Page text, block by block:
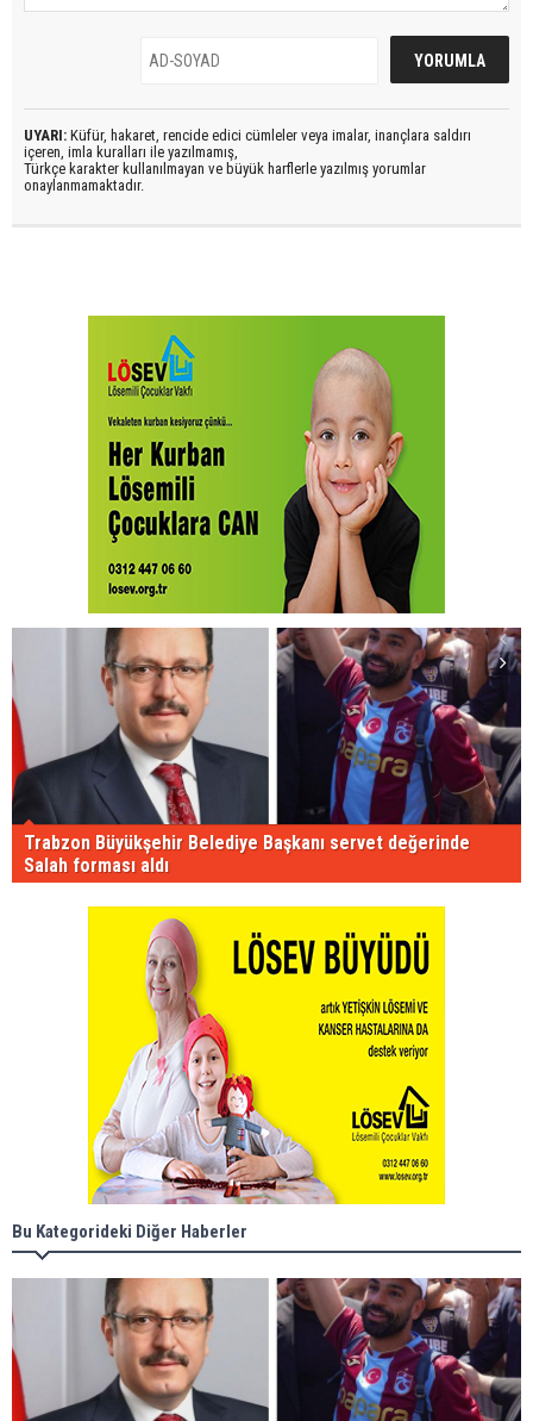
UYARI: Küfür, hakaret, rencide edici cümleler veya imalar, inançlara saldırı
içeren, imla kuralları ile yazılmamış,
Türkçe karakter kullanılmayan ve büyük harflerle yazılmış yorumlar
onaylanmamaktadır.
Trabzon Büyükşehir Belediye Başkanı servet değerinde
Salah forması aldı
Bu Kategorideki Diğer Haberler